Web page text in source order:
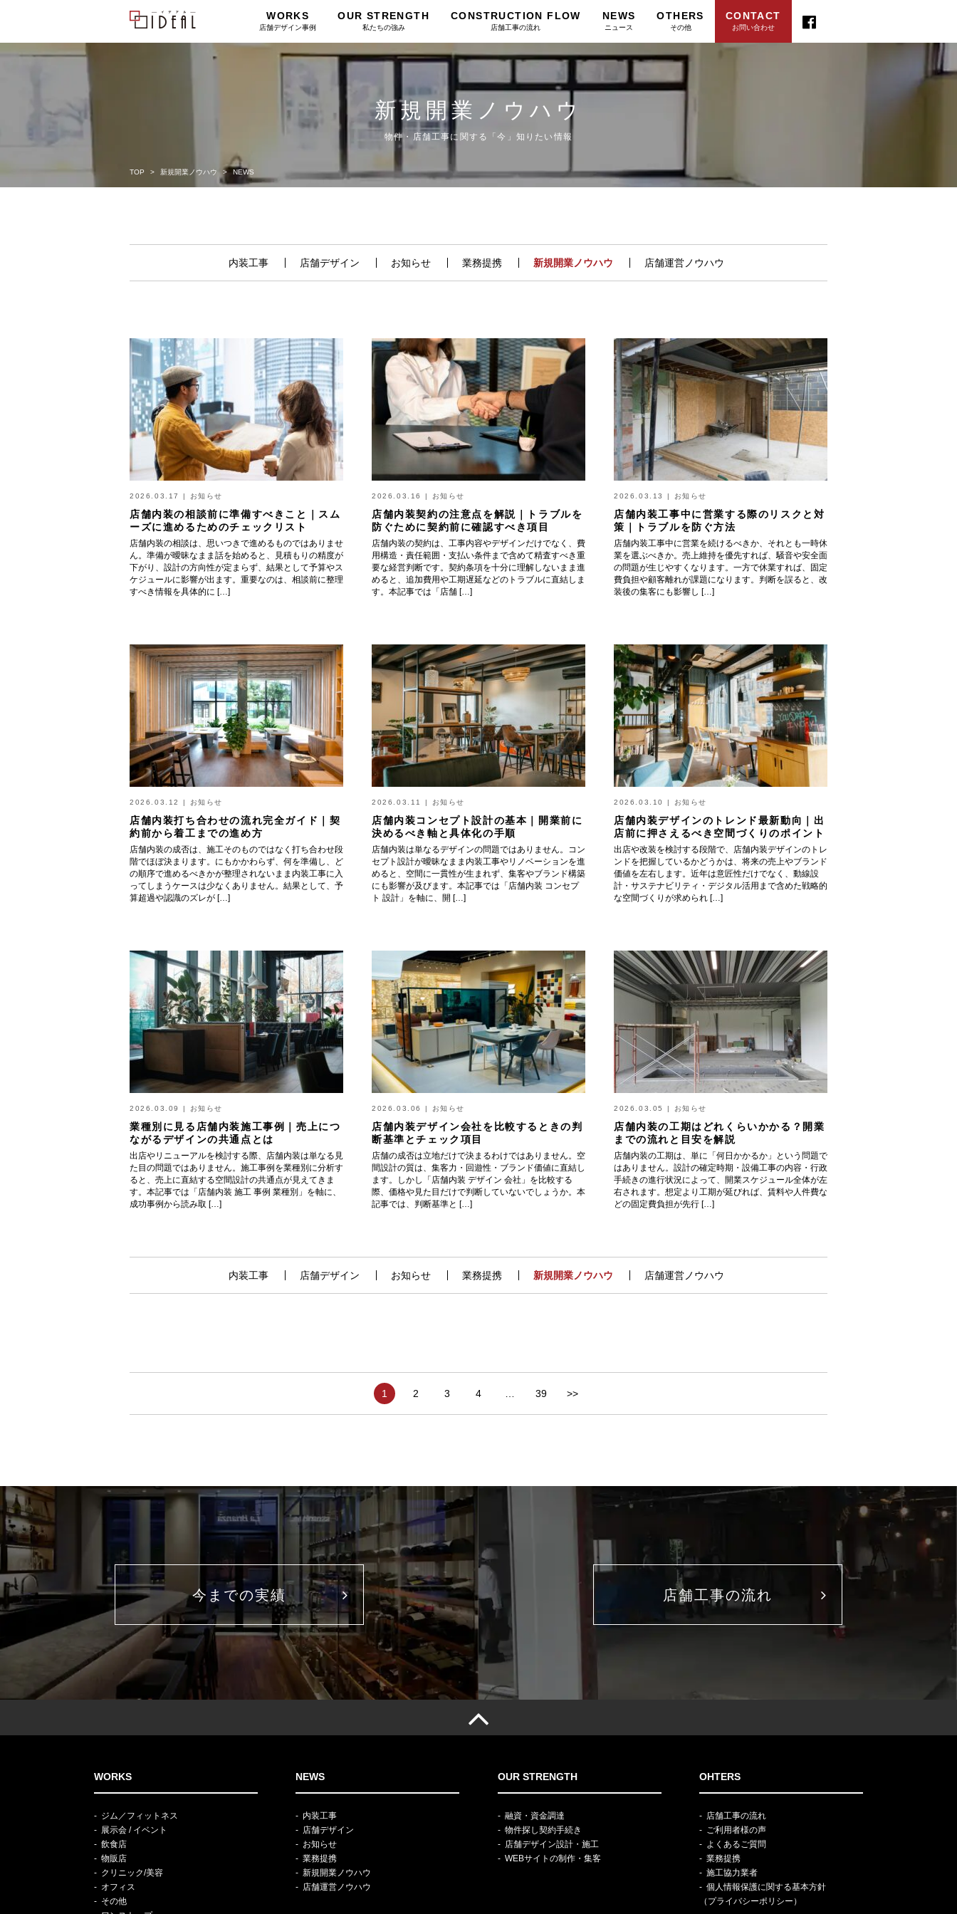
WORKS
店舗デザイン事例
OUR STRENGTH
私たちの強み
CONSTRUCTION FLOW
店舗工事の流れ
NEWS
ニュース
OTHERS
その他
CONTACT
お問い合わせ
新規開業ノウハウ
物件・店舗工事に関する「今」知りたい情報
TOP 新規開業ノウハウ NEWS
内装工事 店舗デザイン お知らせ 業務提携 新規開業ノウハウ 店舗運営ノウハウ
2026.03.17 | お知らせ
店舗内装の相談前に準備すべきこと｜スム
ーズに進めるためのチェックリスト
店舗内装の相談は、思いつきで進めるものではありませ
ん。準備が曖昧なまま話を始めると、見積もりの精度が
下がり、設計の方向性が定まらず、結果として予算やス
ケジュールに影響が出ます。重要なのは、相談前に整理
すべき情報を具体的に […]
2026.03.16 | お知らせ
店舗内装契約の注意点を解説｜トラブルを
防ぐために契約前に確認すべき項目
店舗内装の契約は、工事内容やデザインだけでなく、費
用構造・責任範囲・支払い条件まで含めて精査すべき重
要な経営判断です。契約条項を十分に理解しないまま進
めると、追加費用や工期遅延などのトラブルに直結しま
す。本記事では「店舗 […]
2026.03.13 | お知らせ
店舗内装工事中に営業する際のリスクと対
策｜トラブルを防ぐ方法
店舗内装工事中に営業を続けるべきか、それとも一時休
業を選ぶべきか。売上維持を優先すれば、騒音や安全面
の問題が生じやすくなります。一方で休業すれば、固定
費負担や顧客離れが課題になります。判断を誤ると、改
装後の集客にも影響し […]
2026.03.12 | お知らせ
店舗内装打ち合わせの流れ完全ガイド｜契
約前から着工までの進め方
店舗内装の成否は、施工そのものではなく打ち合わせ段
階でほぼ決まります。にもかかわらず、何を準備し、ど
の順序で進めるべきかが整理されないまま内装工事に入
ってしまうケースは少なくありません。結果として、予
算超過や認識のズレが […]
2026.03.11 | お知らせ
店舗内装コンセプト設計の基本｜開業前に
決めるべき軸と具体化の手順
店舗内装は単なるデザインの問題ではありません。コン
セプト設計が曖昧なまま内装工事やリノベーションを進
めると、空間に一貫性が生まれず、集客やブランド構築
にも影響が及びます。本記事では「店舗内装 コンセプ
ト 設計」を軸に、開 […]
2026.03.10 | お知らせ
店舗内装デザインのトレンド最新動向｜出
店前に押さえるべき空間づくりのポイント
出店や改装を検討する段階で、店舗内装デザインのトレ
ンドを把握しているかどうかは、将来の売上やブランド
価値を左右します。近年は意匠性だけでなく、動線設
計・サステナビリティ・デジタル活用まで含めた戦略的
な空間づくりが求められ […]
2026.03.09 | お知らせ
業種別に見る店舗内装施工事例｜売上につ
ながるデザインの共通点とは
出店やリニューアルを検討する際、店舗内装は単なる見
た目の問題ではありません。施工事例を業種別に分析す
ると、売上に直結する空間設計の共通点が見えてきま
す。本記事では「店舗内装 施工 事例 業種別」を軸に、
成功事例から読み取 […]
2026.03.06 | お知らせ
店舗内装デザイン会社を比較するときの判
断基準とチェック項目
店舗の成否は立地だけで決まるわけではありません。空
間設計の質は、集客力・回遊性・ブランド価値に直結し
ます。しかし「店舗内装 デザイン 会社」を比較する
際、価格や見た目だけで判断していないでしょうか。本
記事では、判断基準と […]
2026.03.05 | お知らせ
店舗内装の工期はどれくらいかかる？開業
までの流れと目安を解説
店舗内装の工期は、単に「何日かかるか」という問題で
はありません。設計の確定時期・設備工事の内容・行政
手続きの進行状況によって、開業スケジュール全体が左
右されます。想定より工期が延びれば、賃料や人件費な
どの固定費負担が先行 […]
内装工事 店舗デザイン お知らせ 業務提携 新規開業ノウハウ 店舗運営ノウハウ
1 2 3 4 39 >>
今までの実績 店舗工事の流れ
WORKS
ジム／フィットネス
展示会 / イベント
飲食店
物販店
クリニック/美容
オフィス
その他
NEWS
内装工事
店舗デザイン
お知らせ
業務提携
新規開業ノウハウ
店舗運営ノウハウ
OUR STRENGTH
融資・資金調達
物件探し契約手続き
店舗デザイン設計・施工
WEBサイトの制作・集客
OHTERS
店舗工事の流れ
ご利用者様の声
よくあるご質問
業務提携
施工協力業者
個人情報保護に関する基本方針
（プライバシーポリシー）